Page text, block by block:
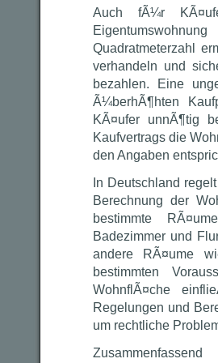
Auch fÃ¼r
Quadratmeterzahl
verhandeln und
bezahlen. Eine
Ã¼berhÃ¶hten
KÃ¤ufer unnÃ¶tig
Kaufvertrags die
den Angaben
In Deutschland
Berechnung der
bestimmte
Badezimmer und
andere RÃ¤ume
bestimmten
WohnflÃ¤che
Regelungen und
um rechtliche